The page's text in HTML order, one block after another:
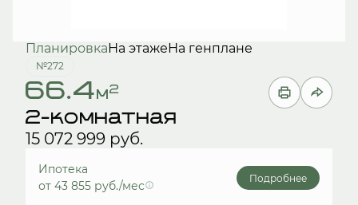
ПланировкаНа этажеНа генплане
№272
66.4м2
2-комнатная
15 072 999 руб.
Ипотека
от 43 855 руб./мес
Подробнее